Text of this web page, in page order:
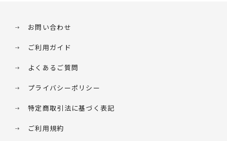
お問い合わせ
ご利用ガイド
よくあるご質問
プライバシーポリシー
特定商取引法に基づく表記
ご利用規約